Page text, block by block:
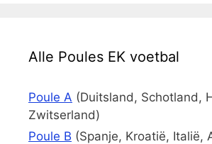
Alle Poules EK voetbal
Poule A (Duitsland, Schotland,
Zwitserland)
Poule B (Spanje, Kroatië, Italië,